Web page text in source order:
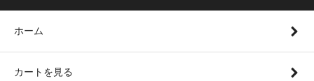
ホーム
カートを見る